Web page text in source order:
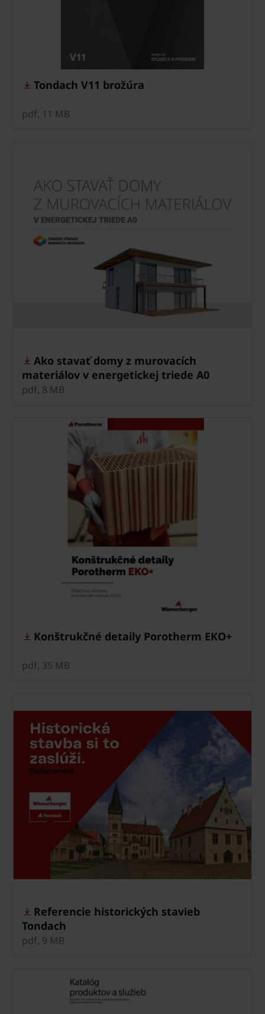
Tondach V11 brožúra
pdf, 11 MB
Ako stavať domy z murovacích
materiálov v energetickej triede A0
pdf, 8 MB
Konštrukčné detaily Porotherm EKO+
pdf, 35 MB
Referencie historických stavieb
Tondach
pdf, 9 MB